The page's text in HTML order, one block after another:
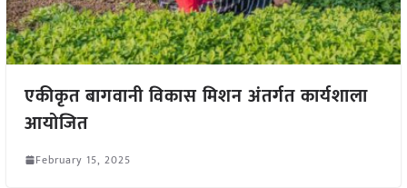
एकीकृत बागवानी विकास मिशन अंतर्गत कार्यशाला
आयोजित
February 15, 2025